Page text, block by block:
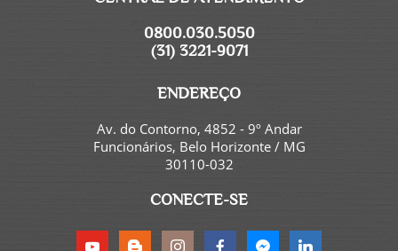
0800.030.5050
(31) 3221-9071
ENDEREÇO
Av. do Contorno, 4852 - 9º Andar
Funcionários, Belo Horizonte / MG
30110-032
CONECTE-SE